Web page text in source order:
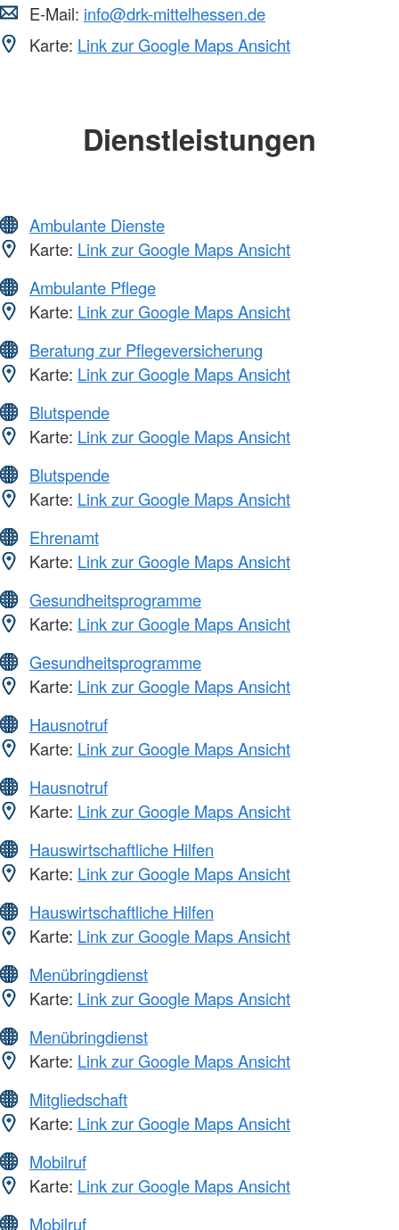
E-Mail: info@drk-mittelhessen.de
Karte: Link zur Google Maps Ansicht
Dienstleistungen
Ambulante Dienste
Karte: Link zur Google Maps Ansicht
Ambulante Pflege
Karte: Link zur Google Maps Ansicht
Beratung zur Pflegeversicherung
Karte: Link zur Google Maps Ansicht
Blutspende
Karte: Link zur Google Maps Ansicht
Blutspende
Karte: Link zur Google Maps Ansicht
Ehrenamt
Karte: Link zur Google Maps Ansicht
Gesundheitsprogramme
Karte: Link zur Google Maps Ansicht
Gesundheitsprogramme
Karte: Link zur Google Maps Ansicht
Hausnotruf
Karte: Link zur Google Maps Ansicht
Hausnotruf
Karte: Link zur Google Maps Ansicht
Hauswirtschaftliche Hilfen
Karte: Link zur Google Maps Ansicht
Hauswirtschaftliche Hilfen
Karte: Link zur Google Maps Ansicht
Menübringdienst
Karte: Link zur Google Maps Ansicht
Menübringdienst
Karte: Link zur Google Maps Ansicht
Mitgliedschaft
Karte: Link zur Google Maps Ansicht
Mobilruf
Karte: Link zur Google Maps Ansicht
Mobilruf